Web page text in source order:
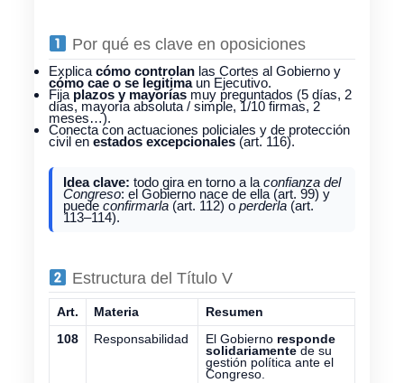
Por qué es clave en oposiciones
Explica cómo controlan las Cortes al Gobierno y
cómo cae o se legitimaun Ejecutivo.
Fija plazos y mayorías muy preguntados (5 días, 2
días, mayoría absoluta / simple, 1/10 firmas, 2
meses…).
Conecta con actuaciones policiales y de protección
civil en estados excepcionales (art. 116).
Idea clave: todo gira en torno a la confianza del
Congreso: el Gobierno nace de ella (art. 99) y
puede confirmarla (art. 112) o perderla (art.
113–114).
Estructura del Título V
Art. Materia
Resumen
108
Responsabilidad El Gobierno responde
solidariamentede su
gestión política ante el
Congreso.